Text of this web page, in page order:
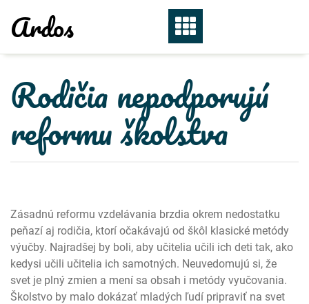
content
Ardos
Rodičia nepodporujú
reformu školstva
Zásadnú reformu vzdelávania brzdia okrem nedostatku
peňazí aj rodičia, ktorí očakávajú od škôl klasické metódy
výučby. Najradšej by boli, aby učitelia učili ich deti tak, ako
kedysi učili učitelia ich samotných. Neuvedomujú si, že
svet je plný zmien a mení sa obsah i metódy vyučovania.
Školstvo by malo dokázať mladých ľudí pripraviť na svet